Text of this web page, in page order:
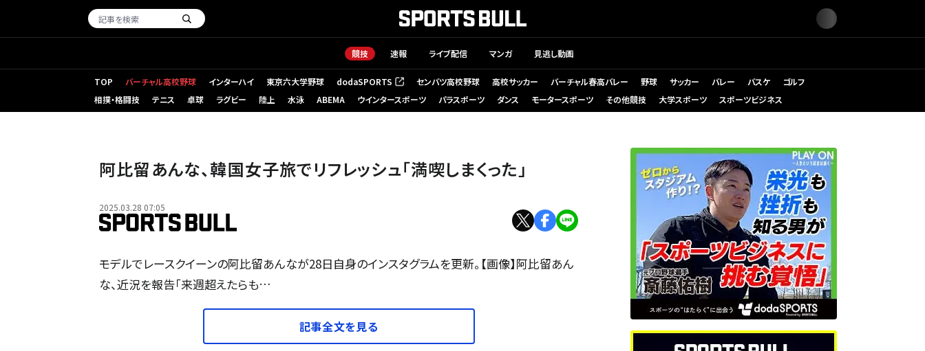
競技 速報 ライブ配信 マンガ 見逃し動画
TOP バーチャル高校野球 インターハイ 東京六大学野球 dodaSPORTS
（新しいタブで開く） センバツ高校野球 高校サッカー バーチャル春高バレー 野球 サッカー バレー バスケ
ゴルフ
相撲・格闘技
テニス 卓球 ラグビー 陸上 水泳 ABEMA ウインタースポーツ パラスポーツ ダンス モータースポーツ その他競技 大学スポーツ スポーツビジネス
阿比留あんな、韓国女子旅でリフレッシュ「満喫しまくった」
2025.03.28 07:05
モデルでレースクイーンの阿比留あんなが28日自身のインスタグラムを更新。【画像】阿比留あん
な、近況を報告「来週超えたらも…
記事全文を見る